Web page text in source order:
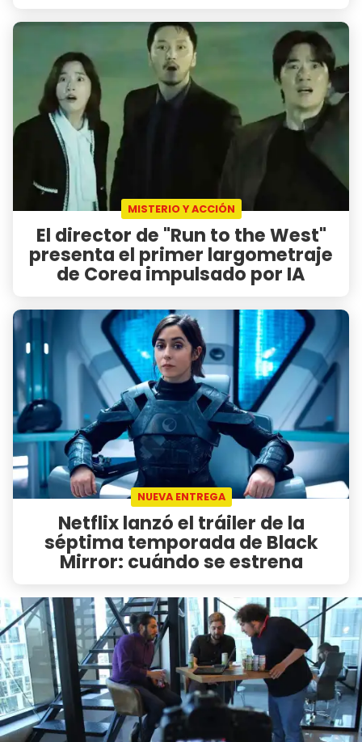
MISTERIO Y ACCIÓN
El director de "Run to the West"
presenta el primer largometraje
de Corea impulsado por IA
NUEVA ENTREGA
Netflix lanzó el tráiler de la
séptima temporada de Black
Mirror: cuándo se estrena